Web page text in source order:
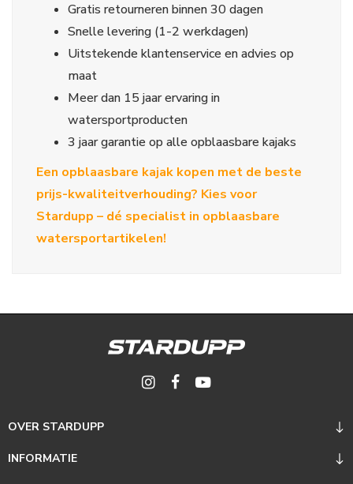
Gratis retourneren binnen 30 dagen
Snelle levering (1-2 werkdagen)
Uitstekende klantenservice en advies op
maat
Meer dan 15 jaar ervaring in
watersportproducten
3 jaar garantie op alle opblaasbare kajaks
Een opblaasbare kajak kopen met de beste
prijs-kwaliteitverhouding? Kies voor
Stardupp – dé specialist in opblaasbare
watersportartikelen!
OVER STARDUPP
INFORMATIE